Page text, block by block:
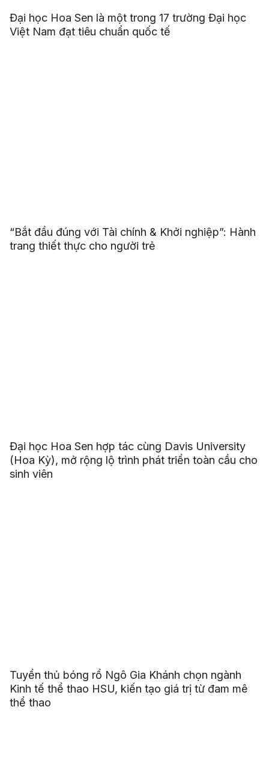
Đại học Hoa Sen là một trong 17 trường Đại học
Việt Nam đạt tiêu chuẩn quốc tế
“Bắt đầu đúng với Tài chính & Khởi nghiệp”: Hành
trang thiết thực cho người trẻ
Đại học Hoa Sen hợp tác cùng Davis University
(Hoa Kỳ), mở rộng lộ trình phát triển toàn cầu cho
sinh viên
Tuyển thủ bóng rổ Ngô Gia Khánh chọn ngành
Kinh tế thể thao HSU, kiến tạo giá trị từ đam mê
thể thao